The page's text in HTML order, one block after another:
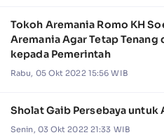
Tokoh Aremania Romo KH
Aremania Agar Tetap Tenang
kepada Pemerintah
Rabu, 05 Okt 2022 15:56 WIB
Sholat Gaib Persebaya untuk
Senin, 03 Okt 2022 21:33 WIB